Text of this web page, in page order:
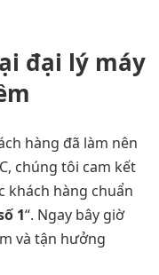
đại lý máy
hàng đã làm nên
chúng tôi cam kết
khách hàng chuẩn
1“. Ngay bây giờ
và tận hưởng